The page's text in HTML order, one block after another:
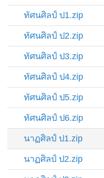
ทัศนศิลป์ ป1.zip
ทัศนศิลป์ ป2.zip
ทัศนศิลป์ ป3.zip
ทัศนศิลป์ ป4.zip
ทัศนศิลป์ ป5.zip
ทัศนศิลป์ ป6.zip
นาฏศิลป์ ป1.zip
นาฏศิลป์ ป2.zip